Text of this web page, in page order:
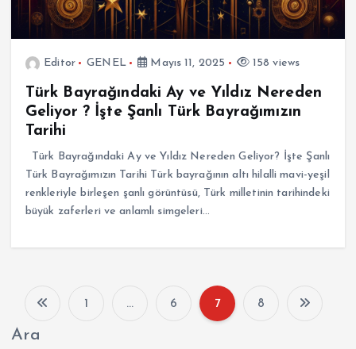
Editor GENEL Mayıs 11, 2025 158 views
Türk Bayrağındaki Ay ve Yıldız Nereden
Geliyor ? İşte Şanlı Türk Bayrağımızın
Tarihi
Türk Bayrağındaki Ay ve Yıldız Nereden Geliyor? İşte Şanlı
Türk Bayrağımızın Tarihi Türk bayrağının altı hilalli mavi-yeşil
renkleriyle birleşen şanlı görüntüsü, Türk milletinin tarihindeki
büyük zaferleri ve anlamlı simgeleri…
1 … 6 7 8
Ara